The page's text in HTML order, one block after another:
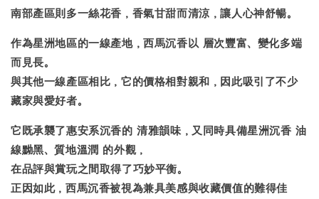
南部產區則多一絲花香，香氣甘甜而清涼，讓人心神舒暢。
作為星洲地區的一線產地，西馬沉香以 層次豐富、變化多端
而見長。
與其他一線產區相比，它的價格相對親和，因此吸引了不少
藏家與愛好者。
它既承襲了惠安系沉香的清雅韻味 ，又同時具備星洲沉香油
線黝黑、質地溫潤 的外觀，
在品評與賞玩之間取得了巧妙平衡。
正因如此，西馬沉香被視為兼具美感與收藏價值的難得佳